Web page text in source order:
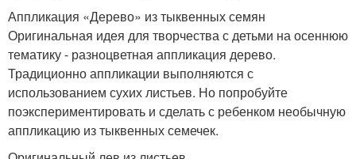
Аппликация «Дерево» из тыквенных семян
Оригинальная идея для творчества с детьми на осеннюю
тематику - разноцветная аппликация дерево.
Традиционно аппликации выполняются с
использованием сухих листьев. Но попробуйте
поэкспериментировать и сделать с ребенком необычную
аппликацию из тыквенных семечек.